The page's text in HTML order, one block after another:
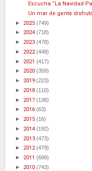
Escucha “La Navidad
Un mar de gente
► 2025 (749)
► 2024 (718)
► 2023 (478)
► 2022(448)
► 2021 (417)
► 2020 (359)
► 2019 (223)
► 2018 (110)
► 2017 (136)
► 2016 (63)
► 2015 (16)
► 2014 (192)
► 2013 (473)
► 2012(479)
► 2011 (699)
► 2010 (743)